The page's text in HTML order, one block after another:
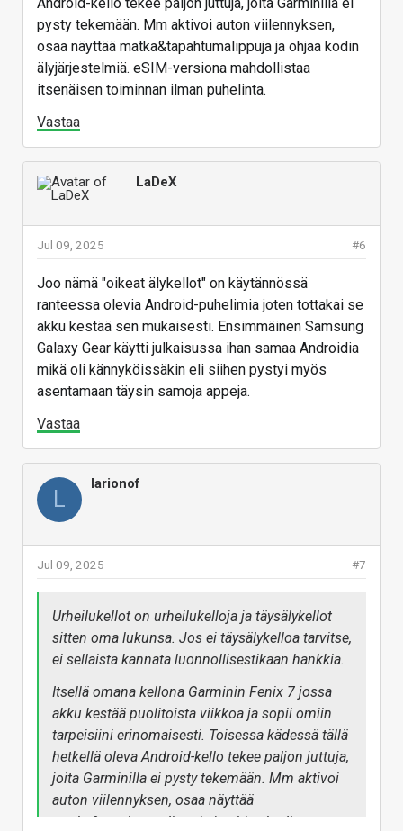
pysty tekemään. Mm aktivoi auton viilennyksen,
osaa näyttää matka&tapahtumalippuja ja ohjaa kodin
älyjärjestelmiä. eSIM-versiona mahdollistaa
itsenäisen toiminnan ilman puhelinta.
Vastaa
LaDeX
#6
Jul 09, 2025
Joo nämä "oikeat älykellot" on käytännössä
ranteessa olevia Android-puhelimia joten tottakai se
akku kestää sen mukaisesti. Ensimmäinen Samsung
Galaxy Gear käytti julkaisussa ihan samaa Androidia
mikä oli kännyköissäkin eli siihen pystyi myös
asentamaan täysin samoja appeja.
Vastaa
L
larionof
#7
Jul 09, 2025
Urheilukellot on urheilukelloja ja täysälykellot
sitten oma lukunsa. Jos ei täysälykelloa tarvitse,
ei sellaista kannata luonnollisestikaan hankkia.
Itsellä omana kellona Garminin Fenix 7 jossa
akku kestää puolitoista viikkoa ja sopii omiin
tarpeisiini erinomaisesti. Toisessa kädessä tällä
hetkellä oleva Android-kello tekee paljon juttuja,
joita Garminilla ei pysty tekemään. Mm aktivoi
auton viilennyksen, osaa näyttää
matka&tapahtumalippuja ja ohjaa kodin